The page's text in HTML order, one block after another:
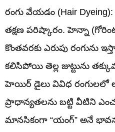
రంగు వేయడం (Hair
తక్షణ పరిష్కారం. హెన్నా
కొంతవరకు ఎరుపు రంగును
కలిసిపోయి తెల్ల జుట్టును
హెయిర్ డైలు వివిధ రంగులలో
ప్రాధాన్యతలను బట్టి వీటిని
మానసికంగా “యంగ్” అనే భావన